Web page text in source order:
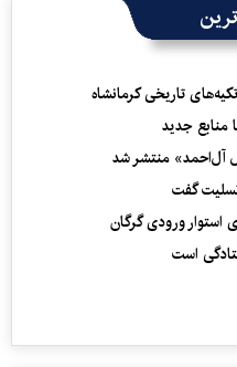
تاریخی کرمانشاه
منابع جدید
آل‌احمد» منتشر شد
گفت
استوار ورودی گرگان
است